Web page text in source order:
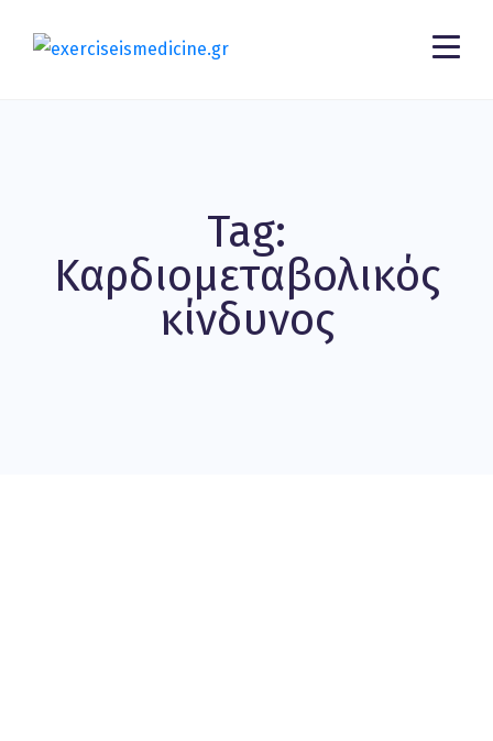
Tag:
Καρδιομεταβολικός
κίνδυνος